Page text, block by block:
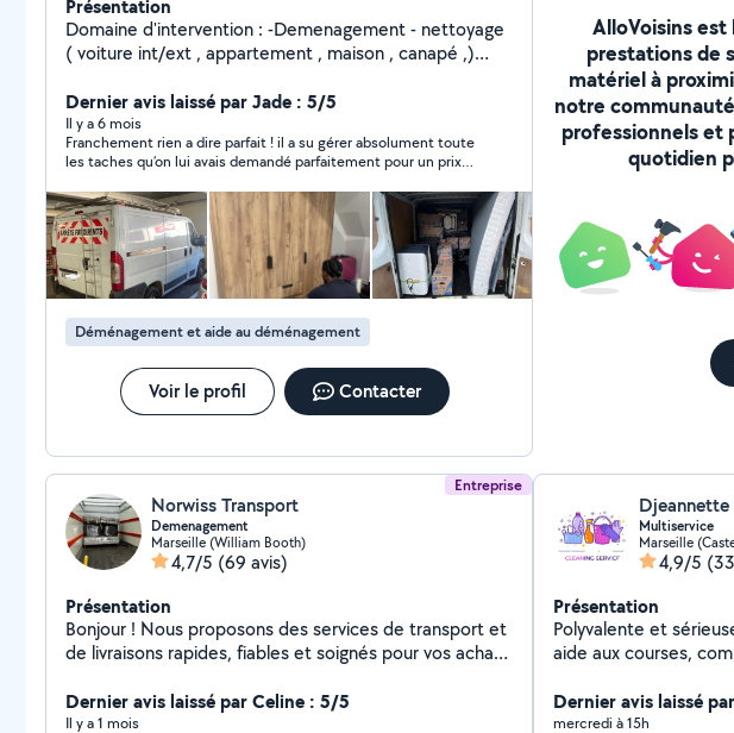
Présentation
Domaine d'intervention : -Demenagement - nettoyage
( voiture int/ext , appartement , maison , canapé ,)
l'adaptabilité sont ce qui me caractérise le plus .
Matériel à disposition : / voiture -perceuse/visseuse ,
tournevis / marteau / - pince . Clé à pan/clé à laine /
pince coupante / clé à molette / clé plate, - Injecteur
extracteur/machine à vapeur /aspirateur Je suis
étudiant en grande école de commerce . Je travaille
assez régulièrement en entreprise ( durant les
vacances scolaire ) notamment dans un magasin de
bricolage ( Weldom ) filiale de LeRoyMerlin . Discret et
toujours souriant ! Je serai accomplir les missions qu'on
pourra m'assigner .
Dernier avis laissé par Jade : 5/5
Il y a 6 mois
Franchement rien a dire parfait ! il a su gérer absolument toute
les taches qu’on lui avais demandé parfaitement pour un prix
Déménagement et aide au déménagement
Voir le profil Contacter
AlloVoisins
prestations de
matériel à
notre
professionnels et
quotidien
Entreprise
Norwiss Transport
Demenagement
Marseille (William Booth)
4,7/5 (69 avis)
Présentation
Bonjour ! Nous proposons des services de transport et
de livraisons rapides, fiables et soignés pour vos achats
également , et cela depuis 8 ans, des prestations de
déménagement adaptées à vos besoins, avec une
Dernier avis laissé par Celine : 5/5
Il y a 1 mois
Djeannette
Multiservice
Marseille
4,9/5
Présentation
Polyvalente et
aide aux courses,
propose un service
Marseille Ponctuelle, réactive et toujours prête à
Dernier avis laissé
mercredi à 15h